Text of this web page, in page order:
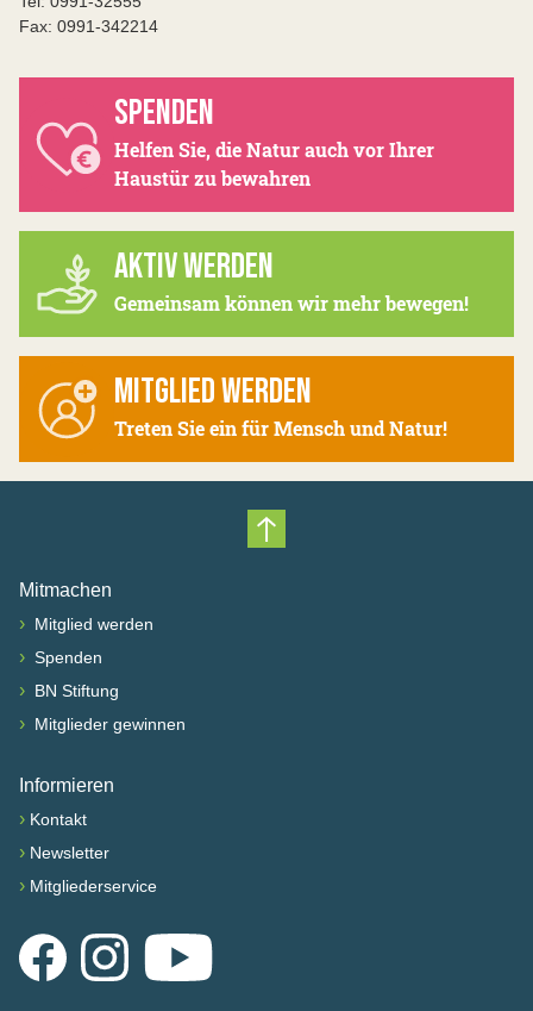
Fax: 0991-342214
SPENDEN
Helfen Sie, die Natur auch vor Ihrer
Haustür zu bewahren
AKTIV WERDEN
Gemeinsam können wir mehr bewegen!
MITGLIED WERDEN
Treten Sie ein für Mensch und Natur!
Nach oben scrollen
Mitmachen
› Mitglied werden
› Spenden
› BN Stiftung
› Mitglieder gewinnen
Informieren
› Kontakt
› Newsletter
› Mitgliederservice
FacebookInstagramYouTube